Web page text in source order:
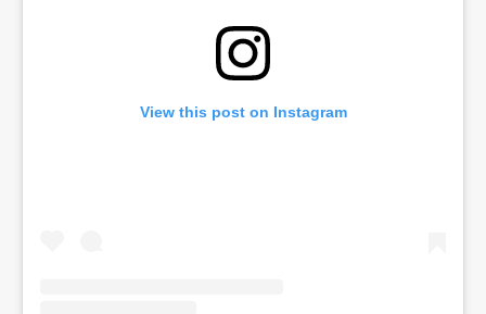
View this post on Instagram